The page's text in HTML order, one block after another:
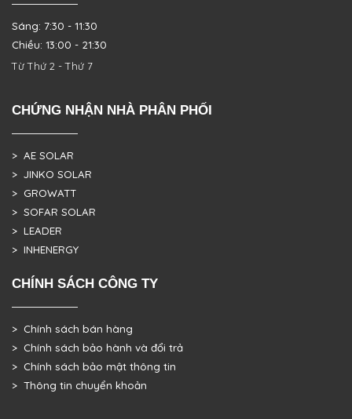
Sáng: 7:30 - 11:30
Chiều: 13:00 - 21:30
Từ Thứ 2 - Thứ 7
CHỨNG NHẬN NHÀ PHÂN PHỐI
> AE SOLAR
> JINKO SOLAR
> GROWATT
> SOFAR SOLAR
> LEADER
> INHENERGY
CHÍNH SÁCH CÔNG TY
> Chính sách bán hàng
> Chính sách bảo hành và đổi trả
> Chính sách bảo mật thông tin
> Thông tin chuyển khoản